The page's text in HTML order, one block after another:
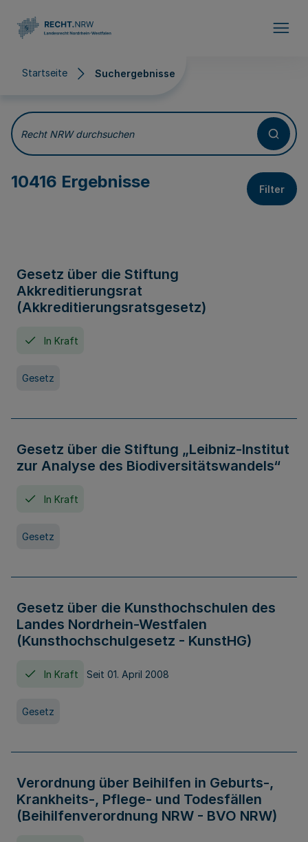
Startseite Suchergebnisse
Suchergebnisse
Recht NRW durchsuchen
10416 Ergebnisse Filter
Gesetz über die Stiftung
Akkreditierungsrat
(Akkreditierungsratsgesetz)
In Kraft
Gesetz
Gesetz über die Stiftung „Leibniz-Institut
zur Analyse des Biodiversitätswandels“
In Kraft
Gesetz
Gesetz über die Kunsthochschulen des
Landes Nordrhein-Westfalen
(Kunsthochschulgesetz - KunstHG)
In Kraft Seit 01. April 2008
Gesetz
Verordnung über Beihilfen in Geburts-,
Krankheits-, Pflege- und Todesfällen
(Beihilfenverordnung NRW - BVO NRW)